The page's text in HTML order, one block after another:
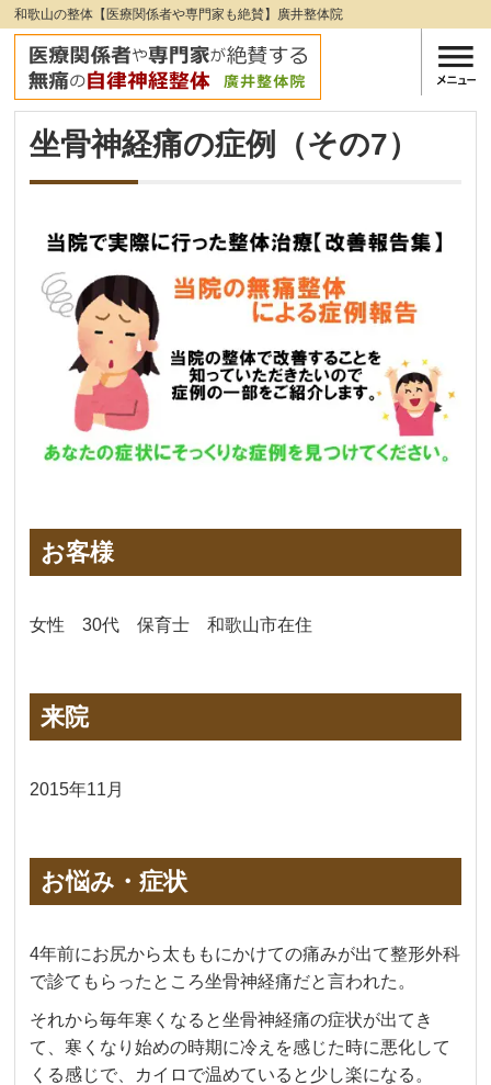
和歌山の整体【医療関係者や専門家も絶賛】廣井整体院
坐骨神経痛の症例（その7）
お客様
女性 30代 保育士 和歌山市在住
来院
2015年11月
お悩み・症状
4年前にお尻から太ももにかけての痛みが出て整形外科
で診てもらったところ坐骨神経痛だと言われた。
それから毎年寒くなると坐骨神経痛の症状が出てき
て、寒くなり始めの時期に冷えを感じた時に悪化して
くる感じで、カイロで温めていると少し楽になる。